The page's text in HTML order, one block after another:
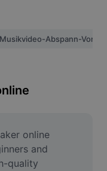
Musikvideo-Abspann-
online
and
quality